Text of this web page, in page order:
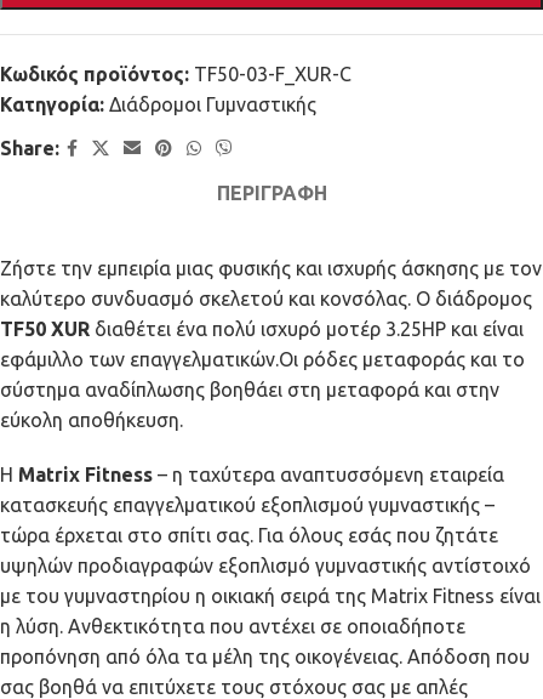
Κωδικός προϊόντος: TF50-03-F_XUR-C
Κατηγορία: Διάδρομοι Γυμναστικής
Share:
ΠΕΡΙΓΡΑΦΉ
Ζήστε την εμπειρία μιας φυσικής και ισχυρής άσκησης με τον
καλύτερο συνδυασμό σκελετού και κονσόλας. Ο διάδρομος
TF50 XUR διαθέτει ένα πολύ ισχυρό μοτέρ 3.25HP και είναι
εφάμιλλο των επαγγελματικών.Οι ρόδες μεταφοράς και το
σύστημα αναδίπλωσης βοηθάει στη μεταφορά και στην
εύκολη αποθήκευση.
Η Matrix Fitness – η ταχύτερα αναπτυσσόμενη εταιρεία
κατασκευής επαγγελματικού εξοπλισμού γυμναστικής –
τώρα έρχεται στο σπίτι σας. Για όλους εσάς που ζητάτε
υψηλών προδιαγραφών εξοπλισμό γυμναστικής αντίστοιχό
με του γυμναστηρίου η οικιακή σειρά της Matrix Fitness είναι
η λύση. Ανθεκτικότητα που αντέχει σε οποιαδήποτε
προπόνηση από όλα τα μέλη της οικογένειας. Απόδοση που
σας βοηθά να επιτύχετε τους στόχους σας με απλές